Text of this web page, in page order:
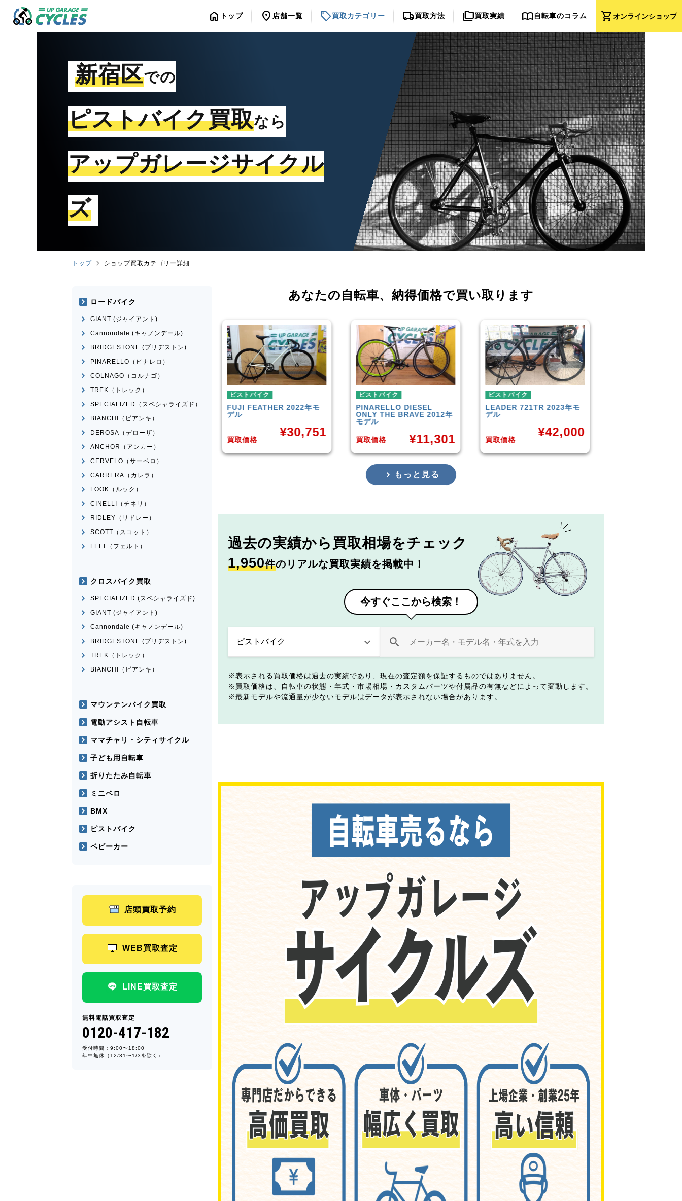
shopping_cartオンラインショップ
home トップ location_on 店舗一覧 sell買取カテゴリー local_shipping買取方法 folder_copy買取実績 import_contacts自転車のコラム
新宿区での
ピストバイク買取なら
アップガレージサイクル
ズ
トップ ショップ買取カテゴリー詳細
あなたの自転車、 納得価格で買い取ります
ピストバイク
FUJIFEATHER 2022年モ
デル
¥
ピストバイク
PINARELLODIESEL
ONLY THE BRAVE 2012年
買取価格 ¥11,301
ピストバイク
LEADER721TR 2023年モ
デル
買取価格
¥42,000
ピストバイク
FUJITRACK 1.1 2014年モ
デル
買取価格
¥33,000
もっと見る
過去の実績から 買取相場をチェック
1,950件のリアルな買取実績を掲載中！
今すぐここから検索！
表示される買取価格は過去の実績であり、現在の査定額を保証するものではありません。
買取価格は、自転車の状態・年式・市場相場・カスタムパーツや付属品の有無などによって変動します。
最新モデルや流通量が少ないモデルはデータが表示されない場合があります。
ロードバイク
GIANT (ジャイアント)
Cannondale (キャノンデール)
BRIDGESTONE (ブリヂストン)
PINARELLO（ピナレロ）
COLNAGO（コルナゴ）
TREK（トレック）
SPECIALIZED（スペシャライズド）
BIANCHI（ビアンキ）
DEROSA（デローザ）
ANCHOR（アンカー）
CERVELO（サーベロ）
CARRERA（カレラ）
LOOK（ルック）
CINELLI（チネリ）
RIDLEY（リドレー）
SCOTT（スコット）
FELT（フェルト）
クロスバイク買取
SPECIALIZED (スペシャライズド)
GIANT (ジャイアント)
Cannondale (キャノンデール)
BRIDGESTONE (ブリヂストン)
TREK（トレック）
BIANCHI（ビアンキ）
マウンテンバイク買取
電動アシスト自転車
ママチャリ・シティサイクル
子ども用自転車
折りたたみ自転車
ミニベロ
BMX
ピストバイク
ベビーカー
店頭買取予約
WEB買取査定
LINE買取査定
無料電話買取査定
0120-417-182
受付時間：9:00〜18:00
年中無休（12/31〜1/3を除く）